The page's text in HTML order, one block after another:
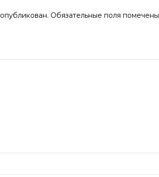
Обязательные поля помечены